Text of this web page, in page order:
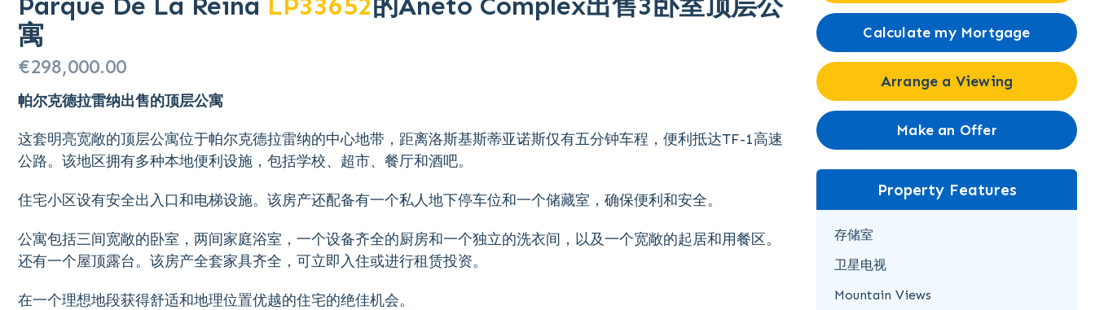
寓
€298,000.00
帕尔克德拉雷纳出售的顶层公寓
这套明亮宽敞的顶层公寓位于帕尔克德拉雷纳的中心地带，距离洛斯基斯蒂亚诺斯仅有五分钟车程，便利抵达TF-1高速
公路。该地区拥有多种本地便利设施，包括学校、超市、餐厅和酒吧。
住宅小区设有安全出入口和电梯设施。该房产还配备有一个私人地下停车位和一个储藏室，确保便利和安全。
公寓包括三间宽敞的卧室，两间家庭浴室，一个设备齐全的厨房和一个独立的洗衣间，以及一个宽敞的起居和用餐区。
还有一个屋顶露台。该房产全套家具齐全，可立即入住或进行租赁投资。
在一个理想地段获得舒适和地理位置优越的住宅的绝佳机会。
Calculate my Mortgage
Arrange a Viewing
Make an Offer
Property Features
存储室
卫星电视
Mountain Views